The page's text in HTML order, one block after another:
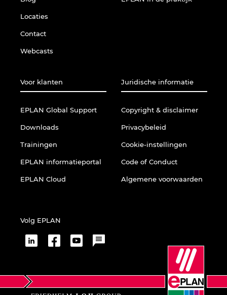
Locaties
Contact
Webcasts
Voor klanten
EPLAN Global Support
Downloads
Trainingen
EPLAN informatieportal
EPLAN Cloud
Juridische informatie
Copyright & disclaimer
Privacybeleid
Cookie-instellingen
Code of Conduct
Algemene voorwaarden
Volg EPLAN